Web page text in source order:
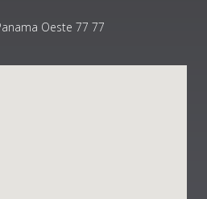
Oeste 77 77